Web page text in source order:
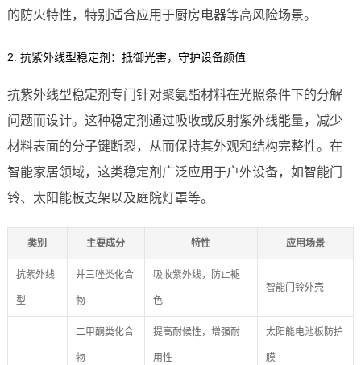
的防火特性，特别适合应用于厨房电器等高风险场景。
2. 抗紫外线型稳定剂：抵御光害，守护设备颜值
抗紫外线型稳定剂专门针对聚氨酯材料在光照条件下的分解
问题而设计。这种稳定剂通过吸收或反射紫外线能量，减少
材料表面的分子键断裂，从而保持其外观和结构完整性。在
智能家居领域，这类稳定剂广泛应用于户外设备，如智能门
铃、太阳能板支架以及庭院灯罩等。
类别 主要成分 特性 应用场景
抗紫外线
型
并三唑类化合
物
吸收紫外线，防止褪
色
智能门铃外壳
二甲酮类化合
物
提高耐候性，增强耐
用性
太阳能电池板防护
膜